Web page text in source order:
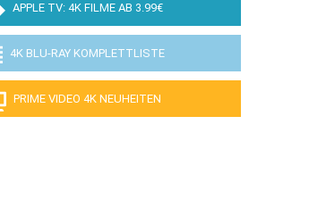
APPLE TV: 4K FILME AB 3.99€
4K BLU-RAY KOMPLETTLISTE
PRIME VIDEO 4K NEUHEITEN